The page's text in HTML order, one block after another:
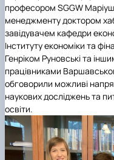
професором SGGW
менеджменту доктором
завідувачем кафедри
Інституту економіки та
Генріком Руновські та
працівниками
обговорили можливі
наукових досліджень та
освіти.